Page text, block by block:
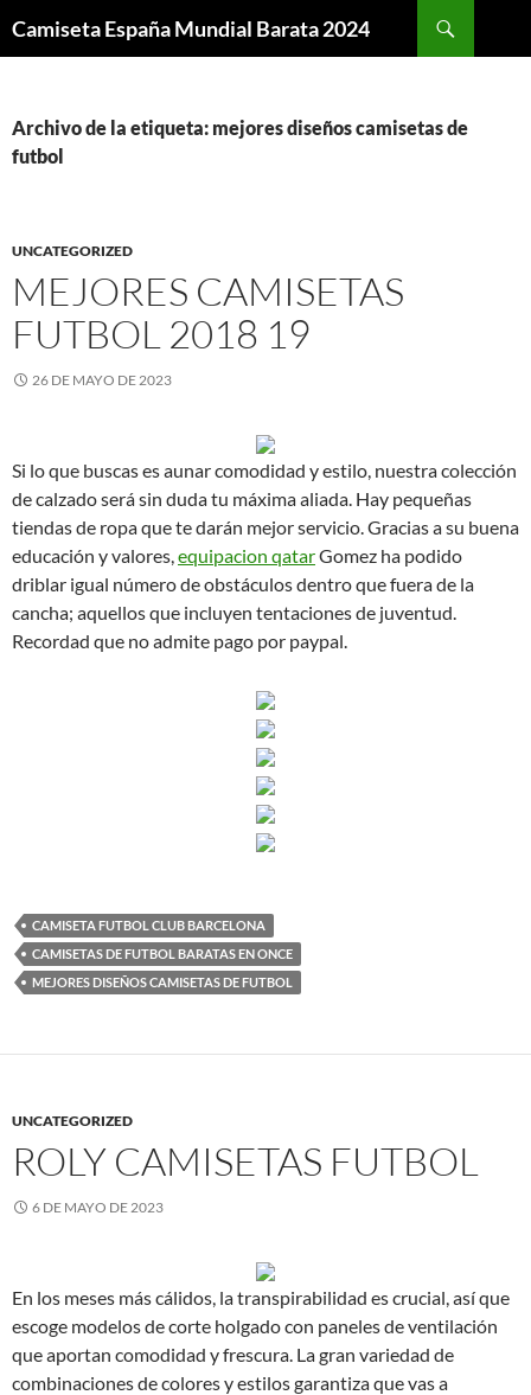
Camiseta España Mundial Barata 2024
Archivo de la etiqueta: mejores diseños camisetas de
futbol
UNCATEGORIZED
MEJORES CAMISETAS
FUTBOL 2018 19
26 DE MAYO DE 2023
Si lo que buscas es aunar comodidad y estilo, nuestra colección
de calzado será sin duda tu máxima aliada. Hay pequeñas
tiendas de ropa que te darán mejor servicio. Gracias a su buena
educación y valores,equipacion qatarGomez ha podido
driblar igual número de obstáculos dentro que fuera de la
cancha; aquellos que incluyen tentaciones de juventud.
Recordad que no admite pago por paypal.
CAMISETA FUTBOL CLUB BARCELONA
CAMISETAS DE FUTBOL BARATAS EN ONCE
MEJORES DISEÑOS CAMISETAS DE FUTBOL
UNCATEGORIZED
ROLY CAMISETAS FUTBOL
6 DE MAYO DE 2023
En los meses más cálidos, la transpirabilidad es crucial, así que
escoge modelos de corte holgado con paneles de ventilación
que aportan comodidad y frescura. La gran variedad de
combinaciones de colores y estilos garantiza que vas a